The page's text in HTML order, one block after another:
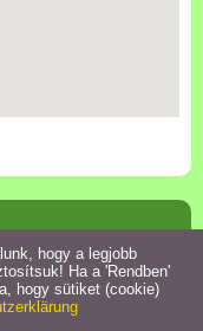
Sie kontaktieren
werden!
hogy a legjobb
Ha a 'Rendben'
hogy sütiket (cookie)